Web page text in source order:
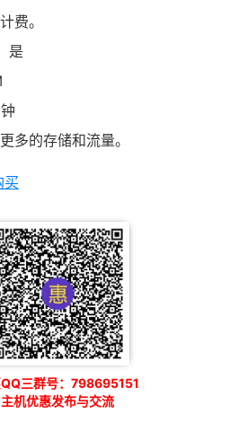
费。
是
多的存储和流量。
三群号：798695151
主机优惠发布与交流